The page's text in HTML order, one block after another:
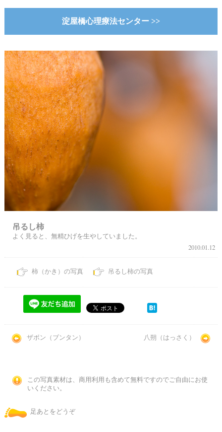
淀屋橋心理療法センター >>
吊るし柿
よく見ると、無精ひげを生やしていました。
2010.01.12
柿（かき）の写真 吊るし柿の写真
ザボン（ブンタン） 八朔（はっさく）
この写真素材は、商用利用も含めて無料ですのでご自由にお使
いください。
足あとをどうぞ